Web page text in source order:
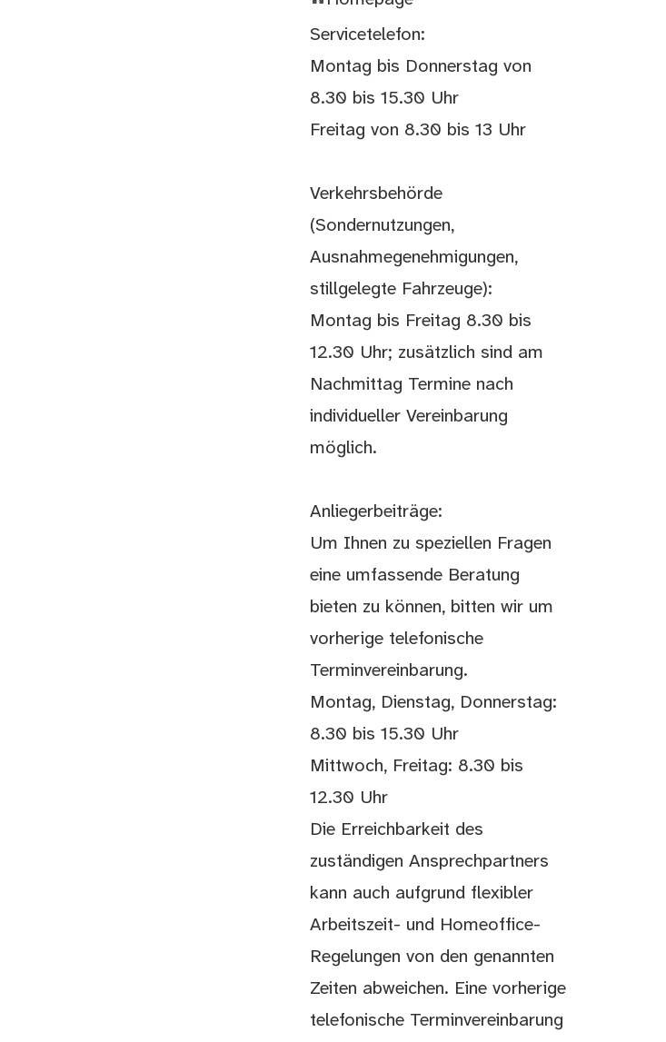
Servicetelefon:
Montag bis Donnerstag von
8.30 bis 15.30 Uhr
Freitag von 8.30 bis 13 Uhr
Verkehrsbehörde
(Sondernutzungen,
Ausnahmegenehmigungen,
stillgelegte Fahrzeuge):
Montag bis Freitag 8.30 bis
12.30 Uhr; zusätzlich sind am
Nachmittag Termine nach
individueller Vereinbarung
möglich.
Anliegerbeiträge:
Um Ihnen zu speziellen Fragen
eine umfassende Beratung
bieten zu können, bitten wir um
vorherige telefonische
Terminvereinbarung.
Montag, Dienstag, Donnerstag:
8.30 bis 15.30 Uhr
Mittwoch, Freitag: 8.30 bis
12.30 Uhr
Die Erreichbarkeit des
zuständigen Ansprechpartners
kann auch aufgrund flexibler
Arbeitszeit- und Homeoffice-
Regelungen von den genannten
Zeiten abweichen. Eine vorherige
telefonische Terminvereinbarung